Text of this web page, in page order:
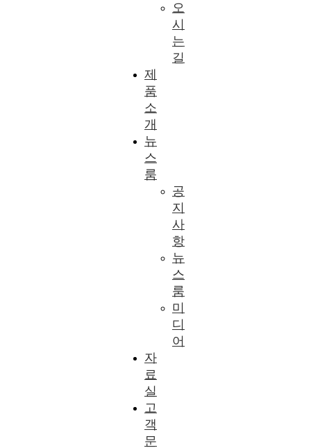
오
시
는
길
제
품
소
개
뉴
스
룸
공
지
사
항
뉴
스
룸
미
디
어
자
료
실
고
객
문